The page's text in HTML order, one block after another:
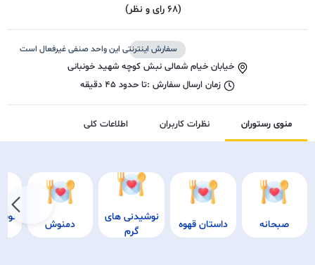
(
68 رای و نظر)
سفارش اینترنتی این واحد صنفی غیرفعال است
خیابان خیام شمالی نبش کوچه شهید خونبانی
زمان ارسال سفارش :تا حدود 45 دقیقه
منوی رستوران نظرات کاربران اطلاعات کلی
صبحانه داستان قهوه
نوشیدنی های
گرم
دمنوش